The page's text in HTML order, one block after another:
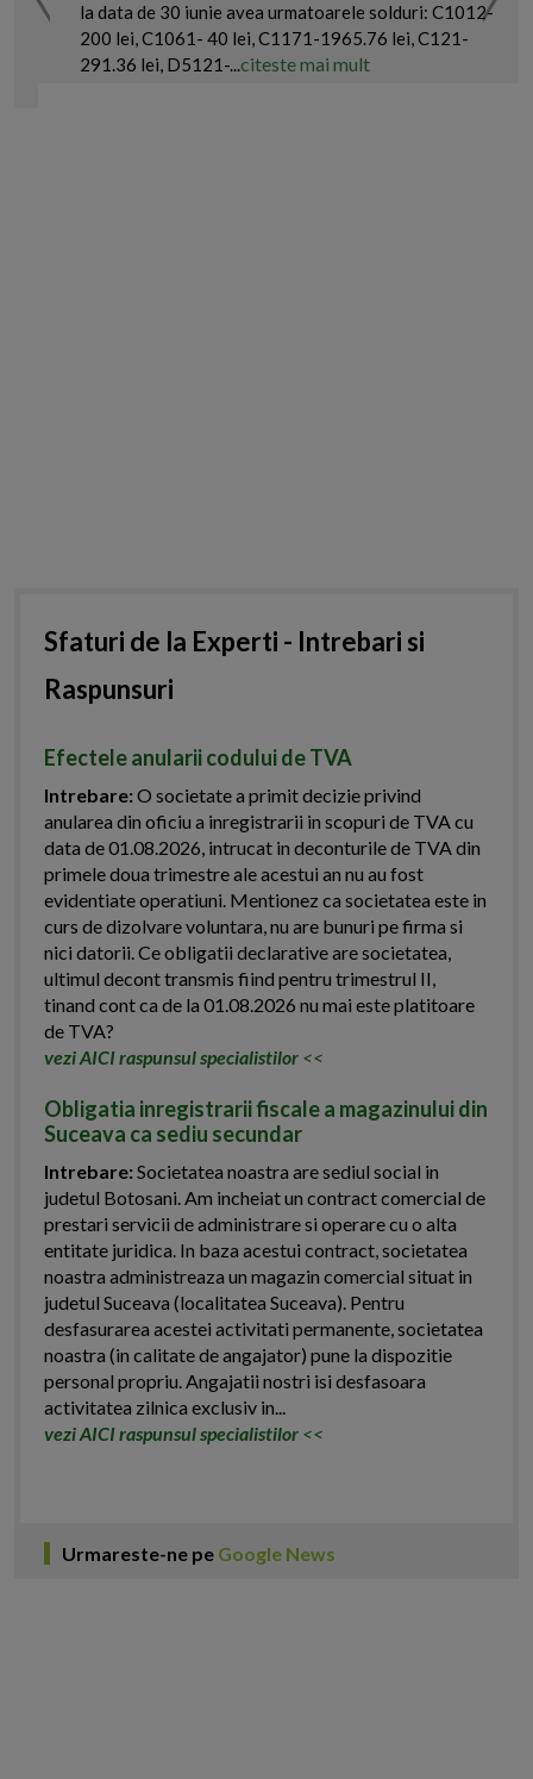
la data de 30 iunie avea urmatoarele solduri: C1012-
200 lei, C1061- 40 lei, C1171-1965.76 lei, C121-
291.36 lei, D5121-...citeste mai mult
Sfaturi de la Experti - Intrebari si
Raspunsuri
Efectele anularii codului de TVA
Intrebare:O societate a primit decizie privind
anularea din oficiu a inregistrarii in scopuri de TVA cu
data de 01.08.2026, intrucat in deconturile de TVA din
primele doua trimestre ale acestui an nu au fost
evidentiate operatiuni. Mentionez ca societatea este in
curs de dizolvare voluntara, nu are bunuri pe firma si
nici datorii. Ce obligatii declarative are societatea,
ultimul decont transmis fiind pentru trimestrul II,
tinand cont ca de la 01.08.2026 nu mai este platitoare
de TVA?
vezi AICI raspunsul specialistilor <<
Obligatia inregistrarii fiscale a magazinului din
Suceava ca sediu secundar
Intrebare:Societatea noastra are sediul social in
judetul Botosani. Am incheiat un contract comercial de
prestari servicii de administrare si operare cu o alta
entitate juridica. In baza acestui contract, societatea
noastra administreaza un magazin comercial situat in
judetul Suceava (localitatea Suceava). Pentru
desfasurarea acestei activitati permanente, societatea
noastra (in calitate de angajator) pune la dispozitie
personal propriu. Angajatii nostri isi desfasoara
activitatea zilnica exclusiv in...
vezi AICI raspunsul specialistilor <<
Urmareste-ne pe Google News